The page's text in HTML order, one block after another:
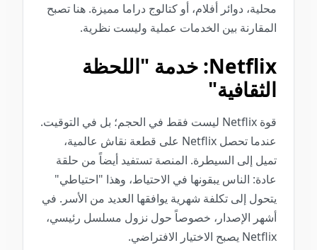
محلية، دوائر أفلام، أو كتالوج دراما مميزة. هنا تصبح
المقارنة بين الخدمات عملية وليست نظرية.
Netflix: خدمة "اللحظة
الثقافية"
قوة Netflix ليست فقط في الحجم؛ بل في التوقيت.
عندما تحصل Netflix على قطعة نقاش عالمية،
تميل إلى السيطرة. المنصة تستفيد أيضاً من حلقة
عادة: الناس يبقونها في الاحتياط، وهذا "احتياطي"
يتحول إلى تكلفة شهرية يوافقها العديد من الأسر. في
أشهر الإصدار، خصوصاً حول نزول مسلسل رئيسي،
Netflix يصبح الاختيار الافتراضي.